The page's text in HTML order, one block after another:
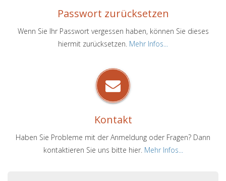
Passwort zurücksetzen
Wenn Sie Ihr Passwort vergessen haben, können Sie dieses
hiermit zurücksetzen. Mehr Infos...
Kontakt
Haben Sie Probleme mit der Anmeldung oder Fragen? Dann
kontaktieren Sie uns bitte hier. Mehr Infos...